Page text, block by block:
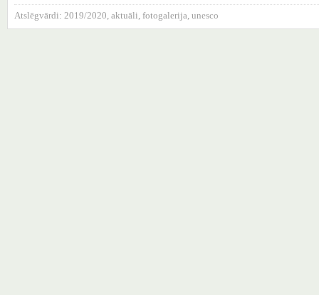
Atslēgvārdi: 2019/2020, aktuāli, fotogalerija, unesco